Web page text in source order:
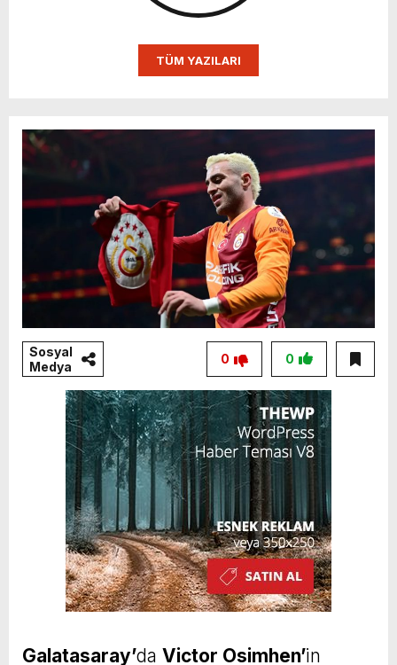
TÜM YAZILARI
Sosyal
Medya
0
0
Galatasaray’da Victor Osimhen’in